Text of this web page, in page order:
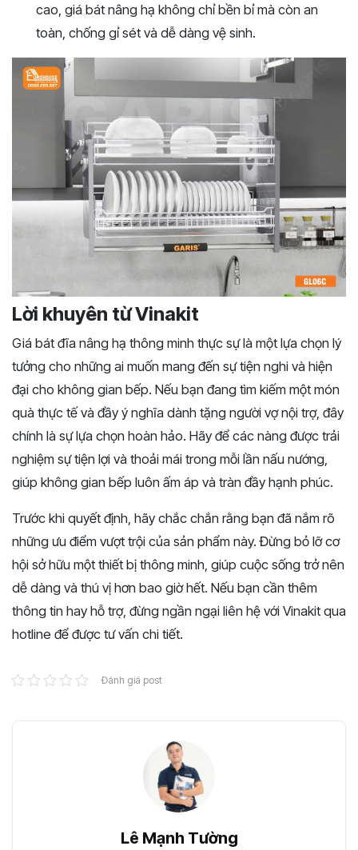
cao, giá bát nâng hạ không chỉ bền bỉ mà còn an
toàn, chống gỉ sét và dễ dàng vệ sinh.
Lời khuyên từ Vinakit
Giá bát đĩa nâng hạ thông minh thực sự là một lựa chọn lý
tưởng cho những ai muốn mang đến sự tiện nghi và hiện
đại cho không gian bếp. Nếu bạn đang tìm kiếm một món
quà thực tế và đầy ý nghĩa dành tặng người vợ nội trợ, đây
chính là sự lựa chọn hoàn hảo. Hãy để các nàng được trải
nghiệm sự tiện lợi và thoải mái trong mỗi lần nấu nướng,
giúp không gian bếp luôn ấm áp và tràn đầy hạnh phúc.
Trước khi quyết định, hãy chắc chắn rằng bạn đã nắm rõ
những ưu điểm vượt trội của sản phẩm này. Đừng bỏ lỡ cơ
hội sở hữu một thiết bị thông minh, giúp cuộc sống trở nên
dễ dàng và thú vị hơn bao giờ hết. Nếu bạn cần thêm
thông tin hay hỗ trợ, đừng ngần ngại liên hệ với Vinakit qua
hotline để được tư vấn chi tiết.
Đánh giá post
Lê Mạnh Tường